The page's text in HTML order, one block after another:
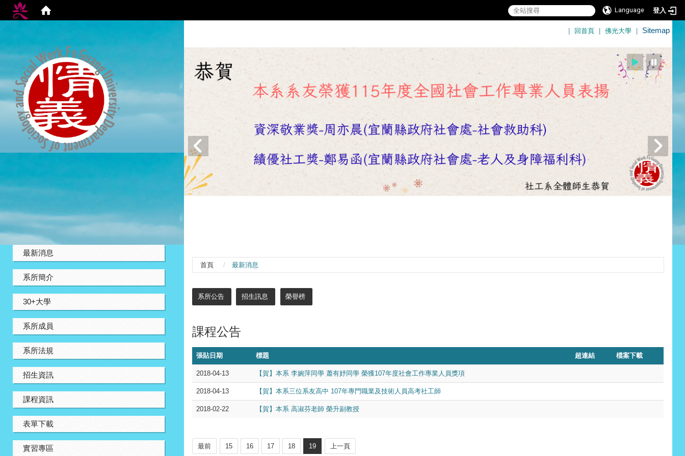
Language 登入
| 回首頁 | 佛光大學 | Sitemap
最新消息
系所簡介
30+大學
系所成員
系所法規
招生資訊
課程資訊
表單下載
實習專區
首頁 最新消息
系所公告 招生訊息 榮譽榜
課程公告
張貼日期 標題 超連結 檔案下載
2018-04-13 【賀】本系 李婉萍同學 蕭有妤同學 榮獲107年度社會工作專業人員獎項
2018-04-13 【賀】本系三位系友高中 107年專門職業及技術人員高考社工師
2018-02-22 【賀】本系 高淑芬老師 榮升副教授
最前 15 16 17 18 19 上一頁